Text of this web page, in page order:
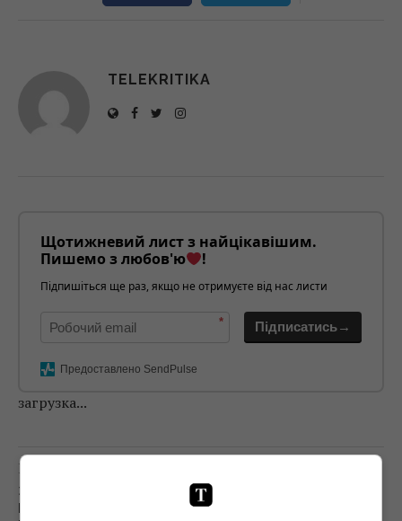
TELEKRITIKA
Щотижневий лист з найцікавішим.
Пишемо з любов'ю
!
Підпишіться ще раз, якщо не отримуєте від нас листи
* Підписатись→
Предоставлено SendPulse
загрузка...
Попередня стаття
З ПРОДЮСЕРОМ ТЕТЯНОЮ НЕІСТОВОЮ
ПРОЩАЛИСЯ ПІД ПІСНІ «ХАМЕРМАН ЗНИЩУЄ